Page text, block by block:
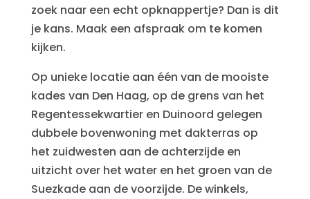
zoek naar een echt opknappertje? Dan is dit
je kans. Maak een afspraak om te komen
kijken.
Op unieke locatie aan één van de mooiste
kades van Den Haag, op de grens van het
Regentessekwartier en Duinoord gelegen
dubbele bovenwoning met dakterras op
het zuidwesten aan de achterzijde en
uitzicht over het water en het groen van de
Suezkade aan de voorzijde. De winkels,